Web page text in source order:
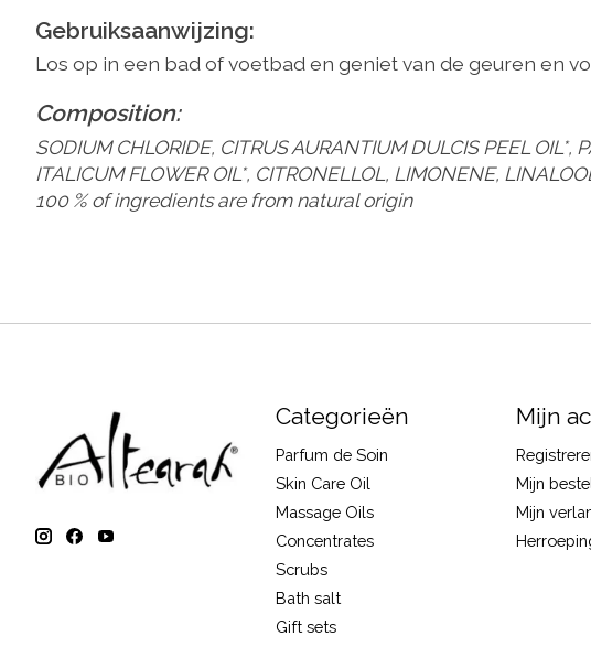
Gebruiksaanwijzing:
Los op in een bad of voetbad en geniet van de geuren en
Composition:
SODIUM CHLORIDE, CITRUS AURANTIUM DULCIS PEEL
ITALICUM FLOWER OIL*, CITRONELLOL, LIMONENE,
100 % of ingredients are from natural origin
Categorieën
Parfum de Soin
Skin Care Oil
Massage Oils
Concentrates
Scrubs
Bath salt
Gift sets
Mijn
Mijn
Mijn